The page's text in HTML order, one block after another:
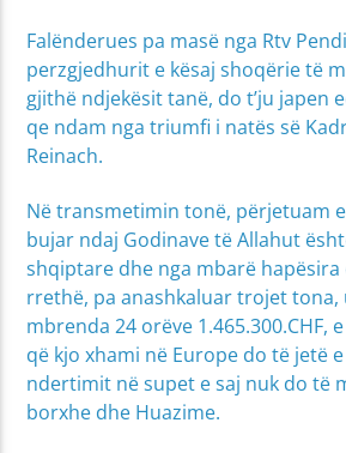
Falënderues pa masë nga Rtv
perzgjedhurit e kësaj shoqërie të
gjithë ndjekësit tanë, do t’ju japen
qe ndam nga triumfi i natës së
Reinach.
Në transmetimin tonë, përjetuam
bujar ndaj Godinave të Allahut
shqiptare dhe nga mbarë hapësira
rrethë, pa anashkaluar trojet tona,
mbrenda 24 orëve 1.465.300.CHF,
që kjo xhami në Europe do të jetë
ndertimit në supet e saj nuk do të
borxhe dhe Huazime.